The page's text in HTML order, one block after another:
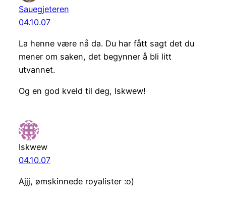
Sauegjeteren
04.10.07
La henne være nå da. Du har fått sagt det du
mener om saken, det begynner å bli litt
utvannet.
Og en god kveld til deg, Iskwew!
Iskwew
04.10.07
Ajjj, ømskinnede royalister :o)